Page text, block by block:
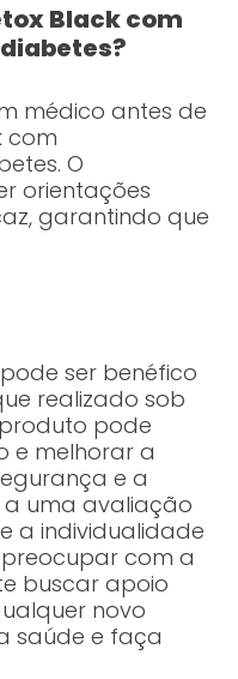
Black com
médico antes de
com
O
orientações
garantindo que
ser benéfico
realizado sob
pode
e melhorar a
e a
uma avaliação
a individualidade
com a
buscar apoio
novo
saúde e faça